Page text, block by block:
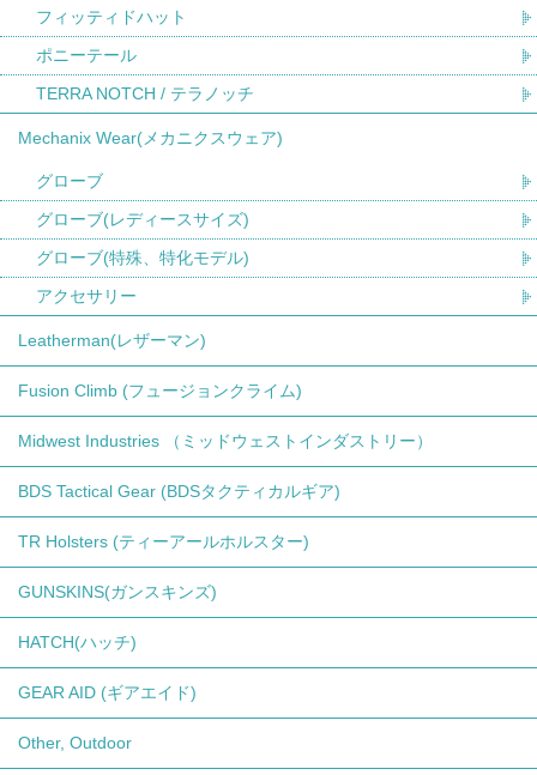
フィッティドハット
ポニーテール
TERRA NOTCH / テラノッチ
Mechanix Wear(メカニクスウェア)
グローブ
グローブ(レディースサイズ)
グローブ(特殊、特化モデル)
アクセサリー
Leatherman(レザーマン)
Fusion Climb (フュージョンクライム)
Midwest Industries （ミッドウェストインダストリー）
BDS Tactical Gear (BDSタクティカルギア)
TR Holsters (ティーアールホルスター)
GUNSKINS(ガンスキンズ)
HATCH(ハッチ)
GEAR AID (ギアエイド)
Other, Outdoor